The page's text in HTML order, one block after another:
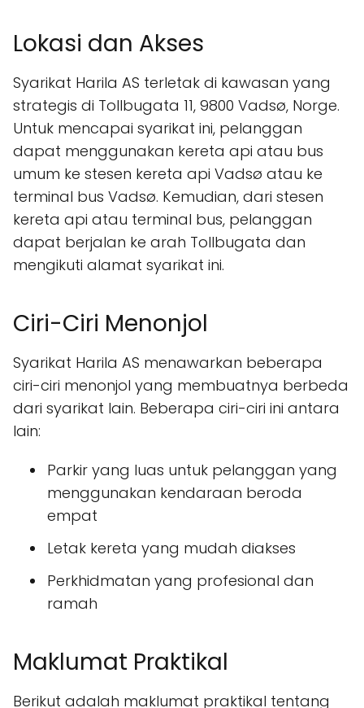
Lokasi dan Akses
Syarikat Harila AS terletak di kawasan yang
strategis di Tollbugata 11, 9800 Vadsø, Norge.
Untuk mencapai syarikat ini, pelanggan
dapat menggunakan kereta api atau bus
umum ke stesen kereta api Vadsø atau ke
terminal bus Vadsø. Kemudian, dari stesen
kereta api atau terminal bus, pelanggan
dapat berjalan ke arah Tollbugata dan
mengikuti alamat syarikat ini.
Ciri-Ciri Menonjol
Syarikat Harila AS menawarkan beberapa
ciri-ciri menonjol yang membuatnya berbeda
dari syarikat lain. Beberapa ciri-ciri ini antara
lain:
Parkir yang luas untuk pelanggan yang
menggunakan kendaraan beroda
empat
Letak kereta yang mudah diakses
Perkhidmatan yang profesional dan
ramah
Maklumat Praktikal
Berikut adalah maklumat praktikal tentang